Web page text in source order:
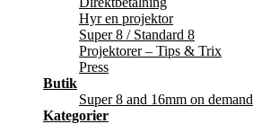
Hyr en projektor
Super 8 / Standard 8
Projektorer – Tips & Trix
Press
Butik
Super 8 and 16mm on demand
Kategorier